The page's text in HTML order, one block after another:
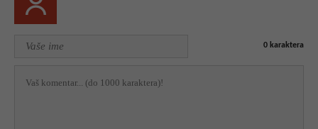
0 karaktera